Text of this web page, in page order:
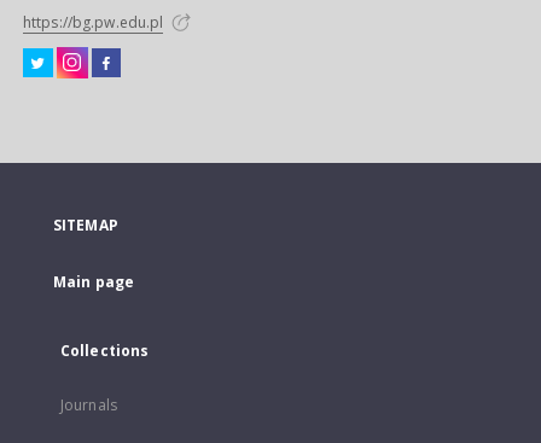
https://bg.pw.edu.pl
SITEMAP
Main page
Collections
Journals